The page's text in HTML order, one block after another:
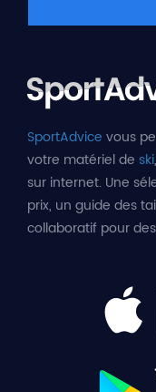
SportAdvice vous
votre matériel de ski
sur internet. Une
prix, un guide des
collaboratif pour